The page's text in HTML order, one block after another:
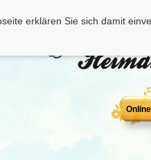
erklären Sie sich damit